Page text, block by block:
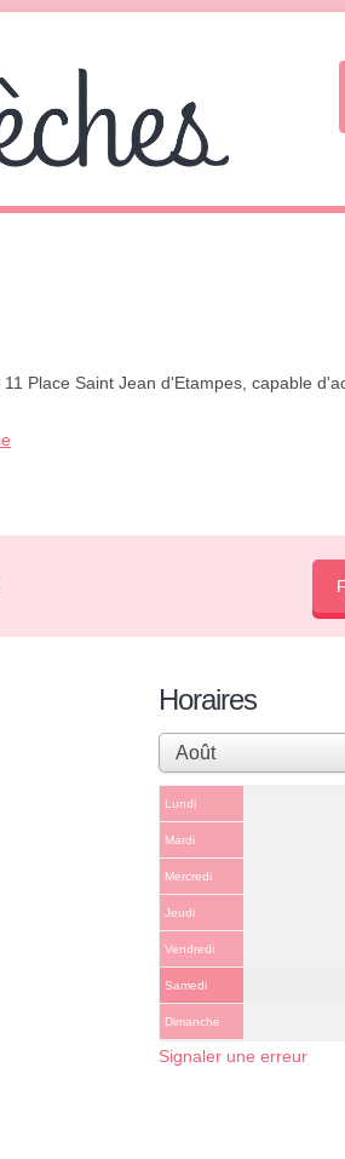
11 Place Saint Jean d'Etampes, capable
Horaires
Lundi
Mardi
Mercredi
Jeudi
Vendredi
Samedi
Dimanche
Signaler une erreur